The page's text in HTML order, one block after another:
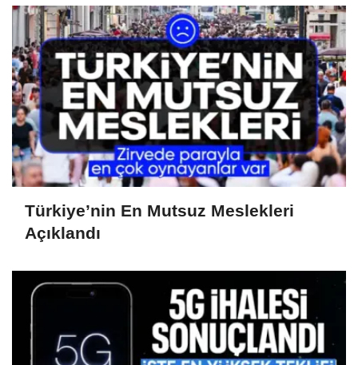
Türkiye’nin En Mutsuz Meslekleri
Açıklandı